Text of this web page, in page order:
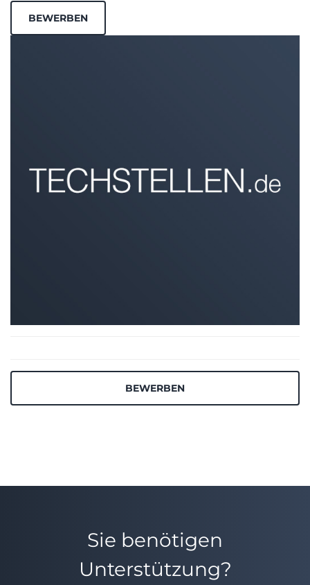
BEWERBEN
BEWERBEN
Sie benötigen
Unterstützung?